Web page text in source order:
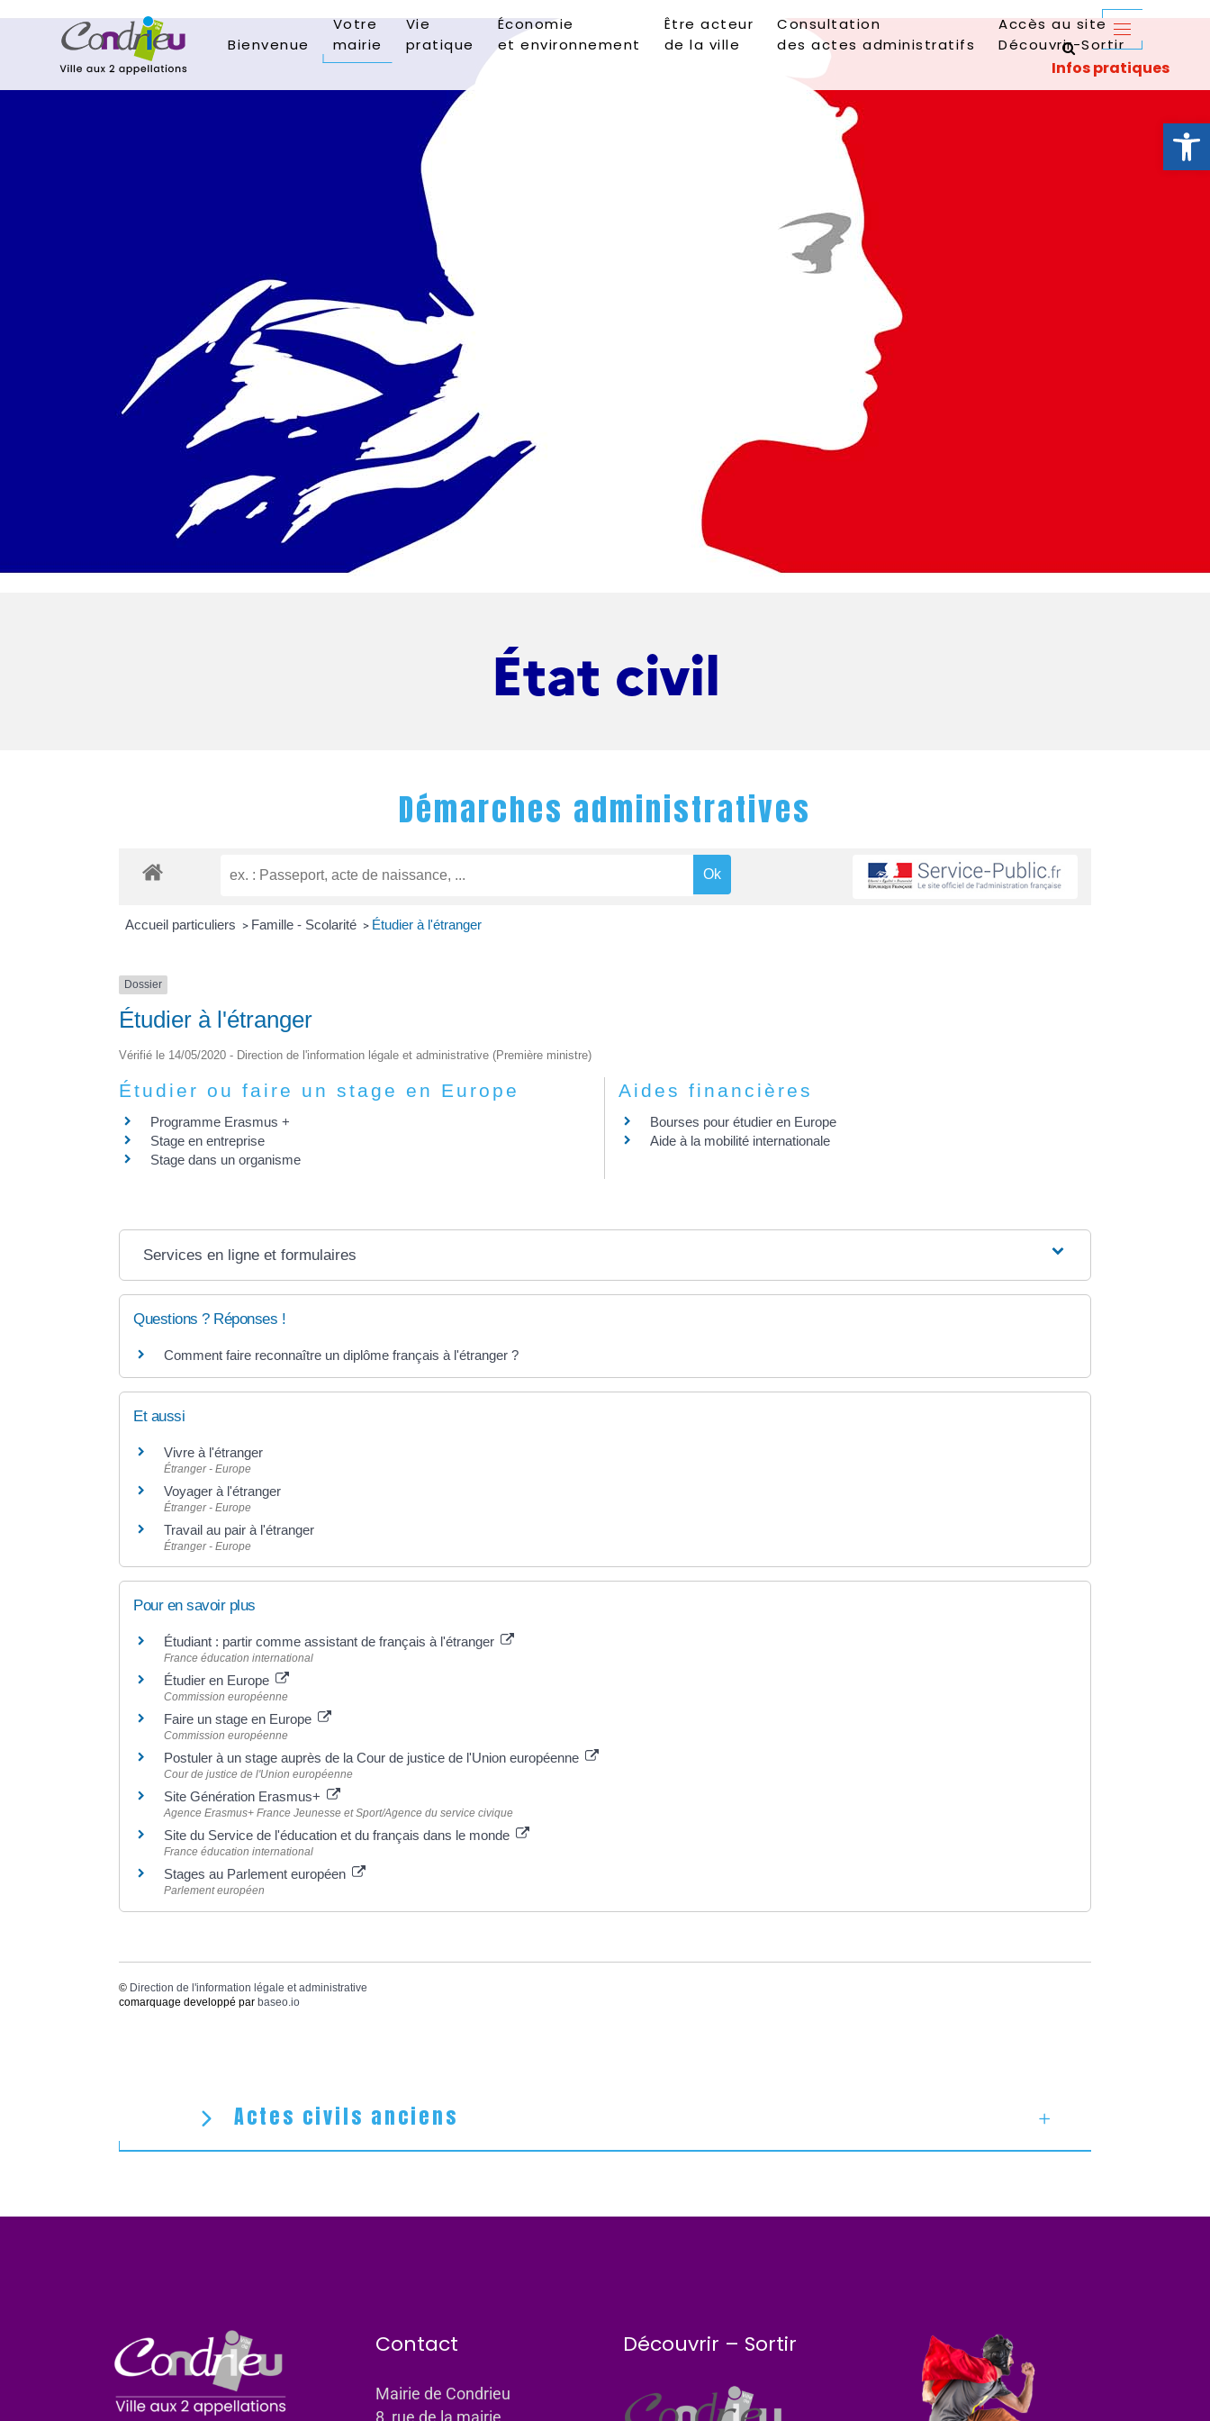
Ouvrir
Bienvenue
Votre
mairie
Vie
pratique
Économie
et environnement
Être acteur
de la ville
Consultation
des actes administratifs
Accès au site
Découvrir-Sortir
État civil
Démarches administratives
Accueil particuliers > Famille - Scolarité > Étudier à l'étranger
Dossier
Étudier à l'étranger
Vérifié le 14/05/2020 - Direction de l'information légale et administrative (Première ministre)
Étudier ou faire un stage en Europe
Programme Erasmus +
Stage en entreprise
Stage dans un organisme
Aides financières
Bourses pour étudier en Europe
Aide à la mobilité internationale
Services en ligne et formulaires
Questions ? Réponses !
Comment faire reconnaître un diplôme français à l'étranger ?
Et aussi
Vivre à l'étranger
Étranger - Europe
Voyager à l'étranger
Étranger - Europe
Travail au pair à l'étranger
Étranger - Europe
Pour en savoir plus
Étudiant : partir comme assistant de français à l'étranger
France éducation international
Étudier en Europe
Commission européenne
Faire un stage en Europe
Commission européenne
Postuler à un stage auprès de la Cour de justice de l'Union européenne
Cour de justice de l'Union européenne
Site Génération Erasmus+
Agence Erasmus+ France Jeunesse et Sport/Agence du service civique
Site du Service de l'éducation et du français dans le monde
France éducation international
Stages au Parlement européen
Parlement européen
© Direction de l'information légale et administrative
comarquage developpé par baseo.io
Actes civils anciens
Contact
Mairie de Condrieu
8, rue de la mairie
Découvrir – Sortir